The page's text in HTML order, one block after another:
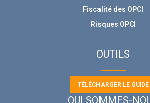
Fiscalité des OPCI
Risques OPCI
OUTILS
TÉLÉCHARGER LE GUIDE